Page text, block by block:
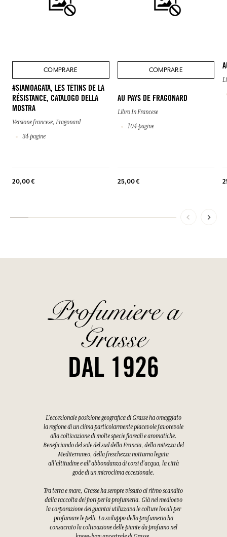
COMPRARE
#SIAMOAGATA, LES TÉTINS DE LA
RÉSISTANCE, CATALOGO DELLA
MOSTRA
Versione francese, Fragonard
34 pagine
20,00 €
COMPRARE
AU PAYS DE FRAGONARD
Libro In Francese
104 pagine
25,00 €
Profumiere a
Grasse
DAL 1926
L'eccezionale posizione geografica di Grasse ha omaggiato
la regione di un clima particolarmente piacevole favorevole
alla coltivazione di molte specie floreali e aromatiche.
Beneficiando del sole del sud della Francia, della mitezza del
Mediterraneo, della freschezza notturna legata
all'altitudine e all'abbondanza di corsi d'acqua, la città
gode di un microclima eccezionale.
Tra terra e mare, Grasse ha sempre vissuto al ritmo scandito
dalla raccolta dei fiori per la profumeria. Già nel medioevo
la corporazione dei guantai utilizzava le colture locali per
profumare le pelli. Lo sviluppo della profumeria ha
consacrato la coltivazione delle piante da profumo nel